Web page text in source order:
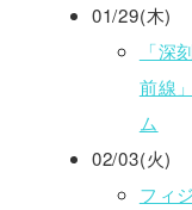
01/29(木)
「深
前線
ム
02/03(火)
フィ